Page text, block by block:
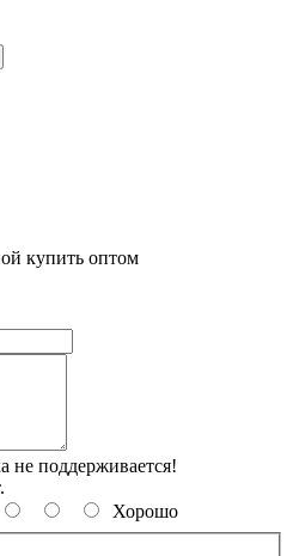
купить оптом
не поддерживается!
Хорошо